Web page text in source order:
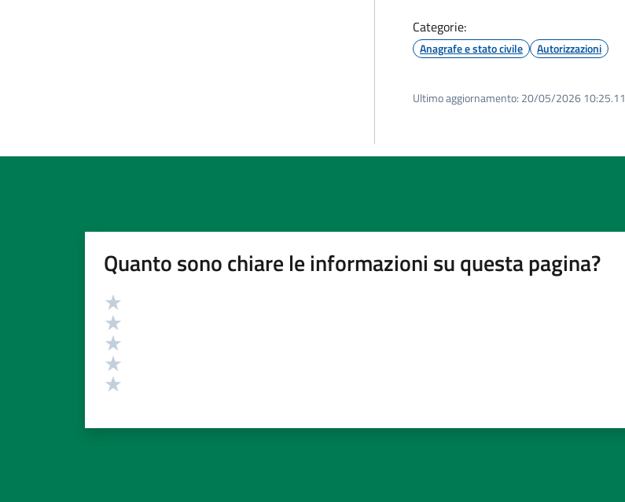
Categorie:
Anagrafe e stato civile Autorizzazioni
Ultimo aggiornamento: 20/05/2026 10:25.11
Quanto sono chiare le informazioni su questa pagina?
Valutazione